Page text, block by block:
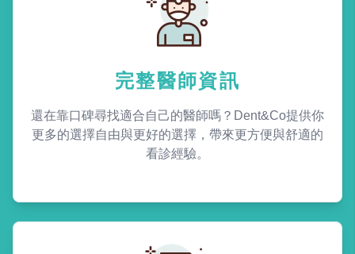
完整醫師資訊
還在靠口碑尋找適合自己的醫師嗎？Dent&Co提供你
更多的選擇自由與更好的選擇，帶來更方便與舒適的
看診經驗。